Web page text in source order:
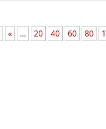
« ... 20 40 60 80